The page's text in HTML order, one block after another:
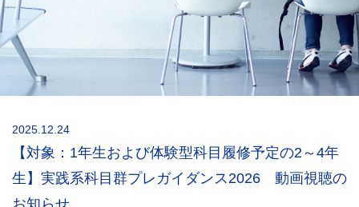
2025.12.24
【対象：1年生および体験型科目履修予定の2～4年
生】実践系科目群プレガイダンス2026 動画視聴の